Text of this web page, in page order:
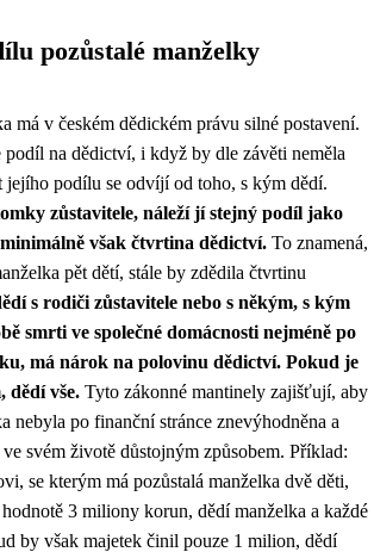
pozůstalé manželky
má v českém dědickém právu silné postavení.
podíl na dědictví, i když by dle závěti neměla
podílu se odvíjí od toho, s kým dědí.
zůstavitele, náleží jí stejný podíl jako
však čtvrtina dědictví. To znamená,
pět dětí, stále by zdědila čtvrtinu
s rodiči zůstavitele nebo s někým, s kým
smrti ve společné domácnosti nejméně po
má nárok na polovinu dědictví. Pokud je
dědí vše. Tyto zákonné mantinely zajišťují, aby
nebyla po finanční stránce znevýhodněna a
svém životě důstojným způsobem. Příklad:
se kterým má pozůstalá manželka dvě děti,
3 miliony korun, dědí manželka a každé
by však majetek činil pouze 1 milion, dědí